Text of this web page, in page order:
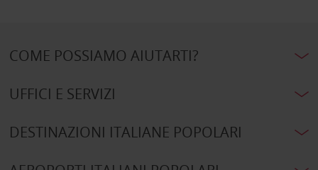
COME POSSIAMO AIUTARTI?
UFFICI E SERVIZI
DESTINAZIONI ITALIANE POPOLARI